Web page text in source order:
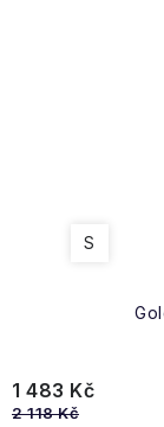
S
1 483 Kč
2 118 Kč